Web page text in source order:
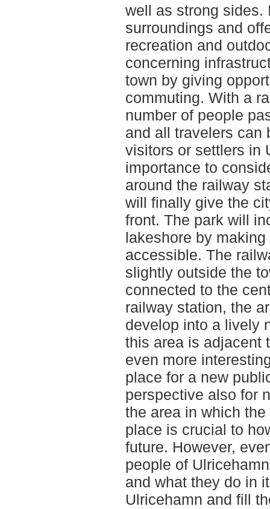
well as strong sides.
surroundings and
recreation and
concerning
town by giving
commuting. With a
number of people
and all travelers can
visitors or settlers in
importance to
around the railway
will finally give the
front. The park will
lakeshore by
accessible. The
slightly outside the
connected to the
railway station, the
develop into a lively
this area is adjacent
even more
place for a new
perspective also for
the area in which
place is crucial to
future. However,
people of
and what they do in
Ulricehamn and fill